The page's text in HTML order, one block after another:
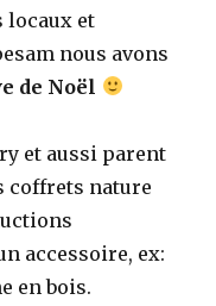
locaux et
nous avons
de Noël
et aussi parent
coffrets nature
accessoire, ex:
en bois.